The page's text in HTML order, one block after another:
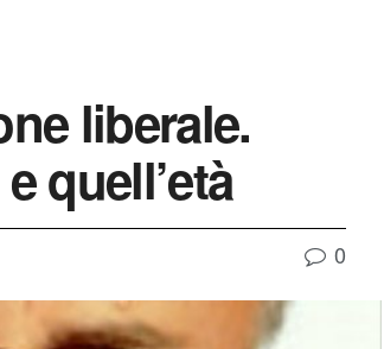
liberale.
quell’età
0